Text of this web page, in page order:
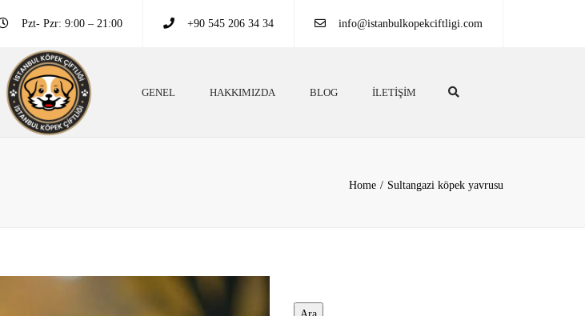
Pzt- Pzr: 9:00 – 21:00 +90 545 206 34 34 info@istanbulkopekciftligi.com
GENEL HAKKIMIZDA BLOG İLETIŞIM
Home Sultangazi köpek yavrusu